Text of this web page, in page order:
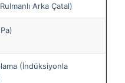
Arka Çatal)
(İndüksiyonla